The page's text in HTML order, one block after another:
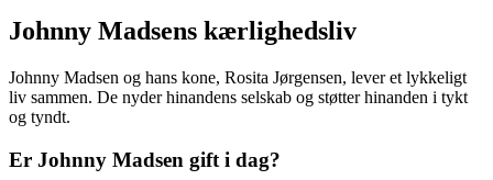
Johnny Madsens kærlighedsliv
Johnny Madsen og hans kone, Rosita Jørgensen, lever et lykkeligt
liv sammen. De nyder hinandens selskab og støtter hinanden i tykt
og tyndt.
Er Johnny Madsen gift i dag?